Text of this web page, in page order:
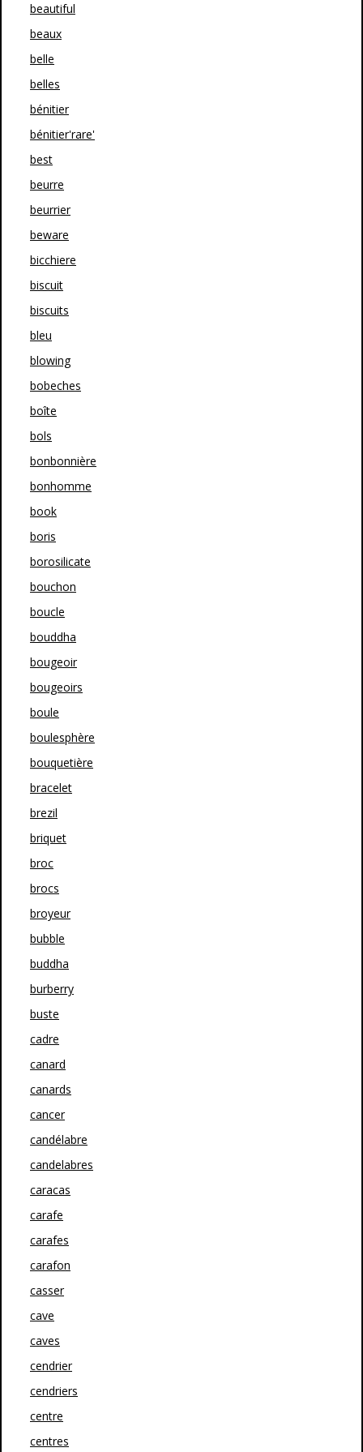
beautiful
beaux
belle
belles
bénitier
bénitier'rare'
best
beurre
beurrier
beware
bicchiere
biscuit
biscuits
bleu
blowing
bobeches
boîte
bols
bonbonnière
bonhomme
book
boris
borosilicate
bouchon
boucle
bouddha
bougeoir
bougeoirs
boule
boulesphère
bouquetière
bracelet
brezil
briquet
broc
brocs
broyeur
bubble
buddha
burberry
buste
cadre
canard
canards
cancer
candélabre
candelabres
caracas
carafe
carafes
carafon
casser
cave
caves
cendrier
cendriers
centre
centres